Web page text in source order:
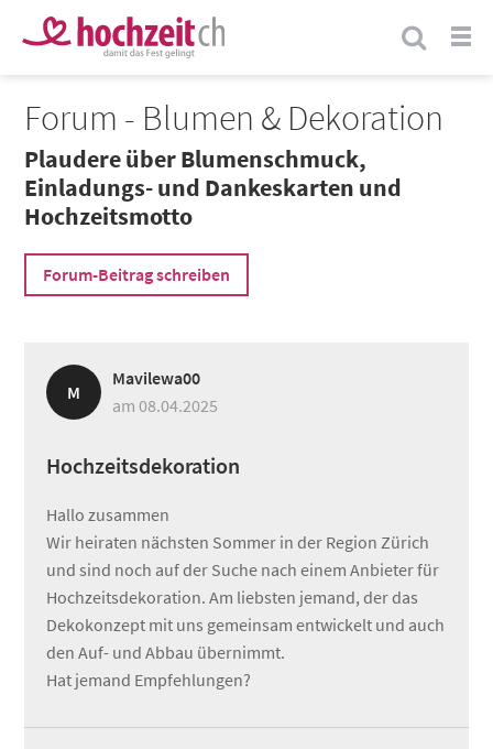
Forum - Blumen & Dekoration
Plaudere über Blumenschmuck,
Einladungs- und Dankeskarten und
Hochzeitsmotto
Forum-Beitrag schreiben
M
Mavilewa00
am 08.04.2025
Hochzeitsdekoration
Hallo zusammen
Wir heiraten nächsten Sommer in der Region Zürich
und sind noch auf der Suche nach einem Anbieter für
Hochzeitsdekoration. Am liebsten jemand, der das
Dekokonzept mit uns gemeinsam entwickelt und auch
den Auf- und Abbau übernimmt.
Hat jemand Empfehlungen?